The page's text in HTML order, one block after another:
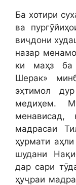
Ба хотири
ва
виҷдони
назар
ки маҳз ба
Шерак»
эҳтимол
медиҳем.
мадрасаи
ҳурмати
шудани
дар сари
ҳуҷраи